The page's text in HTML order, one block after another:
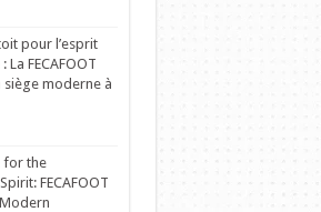
pour l’esprit
FECAFOOT
siège moderne à
for the
FECAFOOT